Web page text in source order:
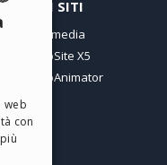
ALTRI SITI
Incomedia
WebSite X5
WebAnimator
web
con